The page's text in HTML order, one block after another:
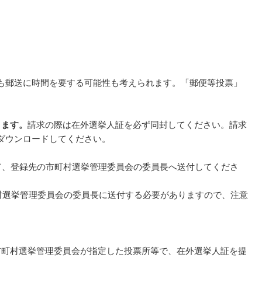
送に時間を要する可能性も考えられます。「郵便等投票」
す。 請求の際は在外選挙人証を必ず同封してください。請求
ウンロードしてください。
登録先の市町村選挙管理委員会の委員長へ送付してくださ
挙管理委員会の委員長に送付する必要がありますので、注意
選挙管理委員会が指定した投票所等で、在外選挙人証を提